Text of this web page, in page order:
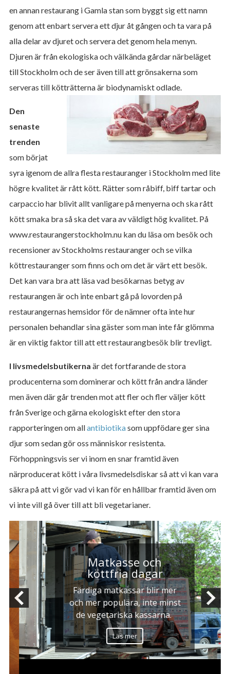
en annan restaurang i Gamla stan som byggt sig ett namn
genom att enbart servera ett djur åt gången och ta vara på
alla delar av djuret och servera det genom hela menyn.
Djuren är från ekologiska och välkända gårdar närbeläget
till Stockholm och de ser även till att grönsakerna som
serveras till kötträtterna är biodynamiskt odlade.
Den
senaste
trenden
som börjat
syra igenom de allra flesta restauranger i Stockholm med lite
högre kvalitet är rått kött. Rätter som råbiff, biff tartar och
carpaccio har blivit allt vanligare på menyerna och ska rått
kött smaka bra så ska det vara av väldigt hög kvalitet. På
www.restaurangerstockholm.nu kan du läsa om besök och
recensioner av Stockholms restauranger och se vilka
köttrestauranger som finns och om det är värt ett besök.
Det kan vara bra att läsa vad besökarnas betyg av
restaurangen är och inte enbart gå på lovorden på
restaurangernas hemsidor för de nämner ofta inte hur
personalen behandlar sina gäster som man inte får glömma
är en viktig faktor till att ett restaurangbesök blir trevligt.
I livsmedelsbutikerna är det fortfarande de stora
producenterna som dominerar och kött från andra länder
men även där går trenden mot att fler och fler väljer kött
från Sverige och gärna ekologiskt efter den stora
rapporteringen om allantibiotikasom uppfödare ger sina
djur som sedan gör oss människor resistenta.
Förhoppningsvis ser vi inom en snar framtid även
närproducerat kött i våra livsmedelsdiskar så att vi kan vara
säkra på att vi gör vad vi kan för en hållbar framtid även om
vi inte vill gå över till att bli vegetarianer.
Matkasse och
köttfria dagar
Färdiga matkassar blir mer
och mer populära, inte minst
de vegetariska kassarna.
Läs mer